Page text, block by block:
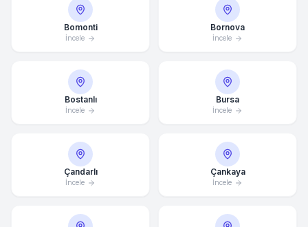
Bomonti
İncele
Bornova
İncele
Bostanlı
İncele
Bursa
İncele
Çandarlı
İncele
Çankaya
İncele